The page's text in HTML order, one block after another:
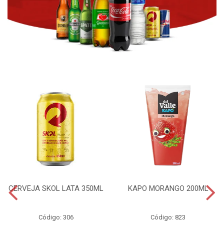
CERVEJA SKOL LATA 350ML
Código: 306
KAPO MORANGO 200ML
Código: 823